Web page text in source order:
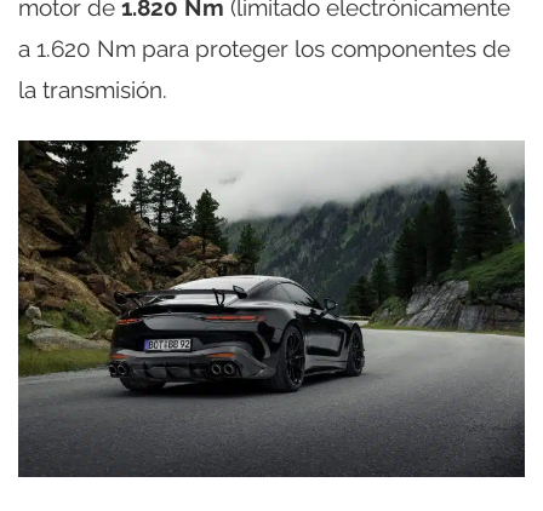
motor de 1.820 Nm (limitado electrónicamente
a 1.620 Nm para proteger los componentes de
la transmisión.